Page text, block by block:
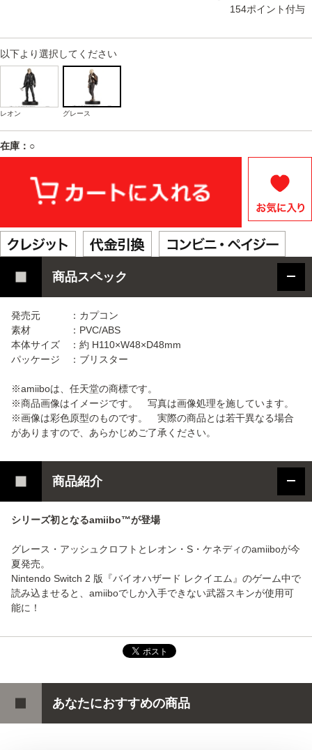
154ポイント付与
以下より選択してください
レオン グレース
在庫：○
商品スペック
発売元 ：カプコン
素材 ：PVC/ABS
本体サイズ ：約 H110×W48×D48mm
パッケージ ：ブリスター
※amiiboは、任天堂の商標です。
※商品画像はイメージです。 写真は画像処理を施しています。
※画像は彩色原型のものです。 実際の商品とは若干異なる場合
がありますので、あらかじめご了承ください。
商品紹介
シリーズ初となるamiibo™が登場
グレース・アッシュクロフトとレオン・S・ケネディのamiiboが今
夏発売。
Nintendo Switch 2 版『バイオハザード レクイエム』のゲーム中で
読み込ませると、amiiboでしか入手できない武器スキンが使用可
能に！
あなたにおすすめの商品